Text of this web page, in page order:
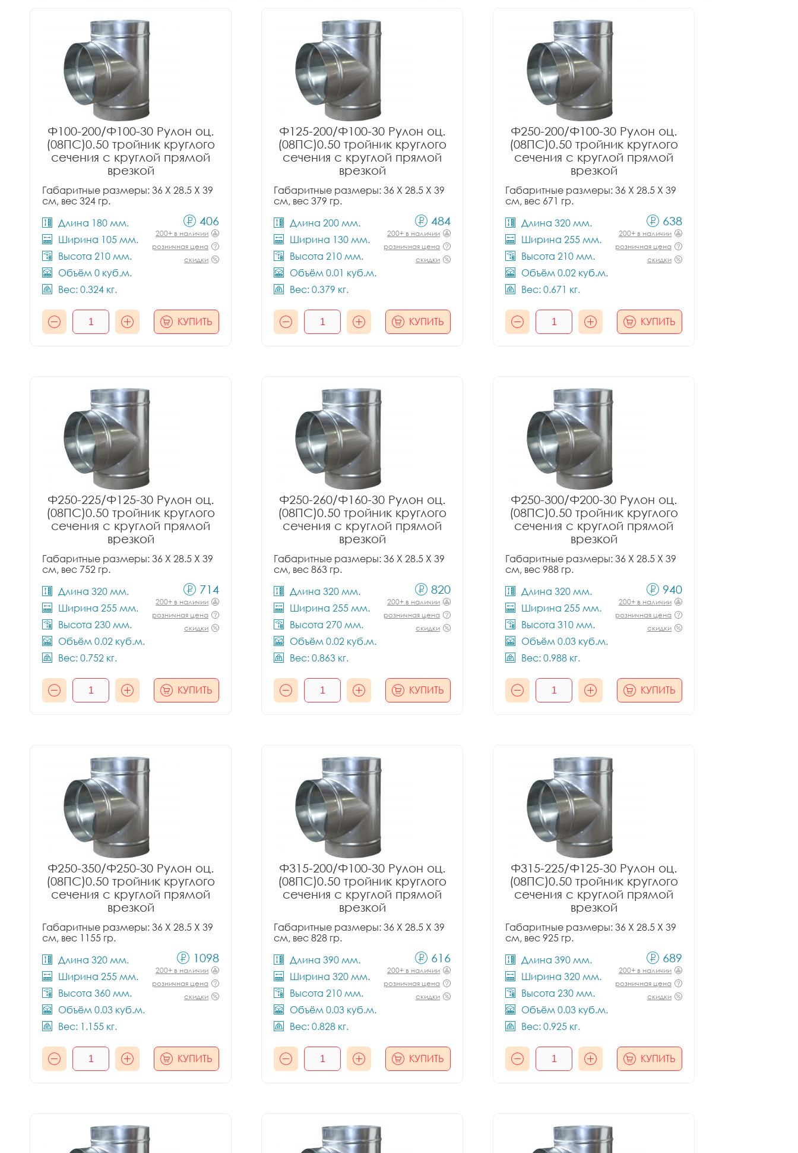
Ф100-200/Ф100-30 Рулон оц.
(08ПС)0.50 тройник круглого
сечения с круглой прямой
врезкой
Габаритные размеры: 36 X 28.5 X 39
см, вес 324 гр.
Длина 180 мм.
Ширина 105 мм.
Высота 210 мм.
Объём 0 куб.м.
Вес: 0.324 кг.
406
200+ в наличии
розничная цена
скидки
КУПИТЬ
Ф125-200/Ф100-30 Рулон оц.
(08ПС)0.50 тройник круглого
сечения с круглой прямой
врезкой
Габаритные размеры: 36 X 28.5 X 39
см, вес 379 гр.
Длина 200 мм.
Ширина 130 мм.
Высота 210 мм.
Объём 0.01 куб.м.
Вес: 0.379 кг.
484
200+ в наличии
розничная цена
скидки
КУПИТЬ
Ф250-200/Ф100-30 Рулон оц.
(08ПС)0.50 тройник круглого
сечения с круглой прямой
врезкой
Габаритные размеры: 36 X 28.5 X 39
см, вес 671 гр.
Длина 320 мм.
Ширина 255 мм.
Высота 210 мм.
Объём 0.02 куб.м.
Вес: 0.671 кг.
638
200+ в наличии
розничная цена
скидки
КУПИТЬ
Ф250-225/Ф125-30 Рулон оц.
(08ПС)0.50 тройник круглого
сечения с круглой прямой
врезкой
Габаритные размеры: 36 X 28.5 X 39
см, вес 752 гр.
Длина 320 мм.
Ширина 255 мм.
Высота 230 мм.
Объём 0.02 куб.м.
Вес: 0.752 кг.
714
200+ в наличии
розничная цена
скидки
КУПИТЬ
Ф250-260/Ф160-30 Рулон оц.
(08ПС)0.50 тройник круглого
сечения с круглой прямой
врезкой
Габаритные размеры: 36 X 28.5 X 39
см, вес 863 гр.
Длина 320 мм.
Ширина 255 мм.
Высота 270 мм.
Объём 0.02 куб.м.
Вес: 0.863 кг.
820
200+ в наличии
розничная цена
скидки
КУПИТЬ
Ф250-300/Ф200-30 Рулон оц.
(08ПС)0.50 тройник круглого
сечения с круглой прямой
врезкой
Габаритные размеры: 36 X 28.5 X 39
см, вес 988 гр.
Длина 320 мм.
Ширина 255 мм.
Высота 310 мм.
Объём 0.03 куб.м.
Вес: 0.988 кг.
940
200+ в наличии
розничная цена
скидки
КУПИТЬ
Ф250-350/Ф250-30 Рулон оц.
(08ПС)0.50 тройник круглого
сечения с круглой прямой
врезкой
Габаритные размеры: 36 X 28.5 X 39
см, вес 1155 гр.
Длина 320 мм.
Ширина 255 мм.
Высота 360 мм.
Объём 0.03 куб.м.
Вес: 1.155 кг.
1098
200+ в наличии
розничная цена
скидки
КУПИТЬ
Ф315-200/Ф100-30 Рулон оц.
(08ПС)0.50 тройник круглого
сечения с круглой прямой
врезкой
Габаритные размеры: 36 X 28.5 X 39
см, вес 828 гр.
Длина 390 мм.
Ширина 320 мм.
Высота 210 мм.
Объём 0.03 куб.м.
Вес: 0.828 кг.
616
200+ в наличии
розничная цена
скидки
КУПИТЬ
Ф315-225/Ф125-30 Рулон оц.
(08ПС)0.50 тройник круглого
сечения с круглой прямой
врезкой
Габаритные размеры: 36 X 28.5 X 39
см, вес 925 гр.
Длина 390 мм.
Ширина 320 мм.
Высота 230 мм.
Объём 0.03 куб.м.
Вес: 0.925 кг.
689
200+ в наличии
розничная цена
скидки
КУПИТЬ